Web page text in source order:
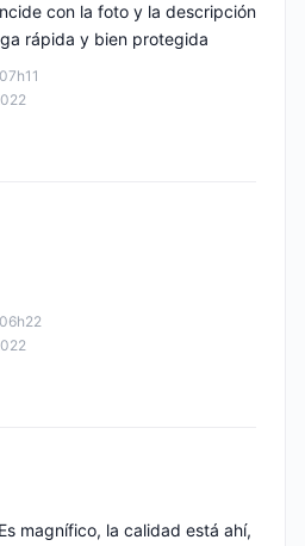
con la foto y la descripción
rápida y bien protegida
magnífico, la calidad está ahí,